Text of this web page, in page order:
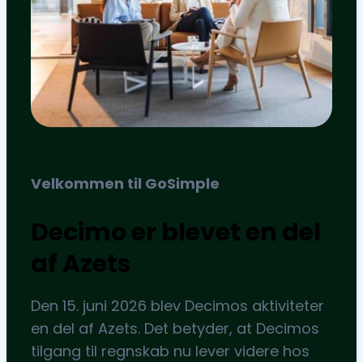
Velkommen til GoSimple
Decimo er blevet en del
af Azets
Den 15. juni 2026 blev Decimos aktiviteter
en del af Azets. Det betyder, at Decimos
tilgang til regnskab nu lever videre hos